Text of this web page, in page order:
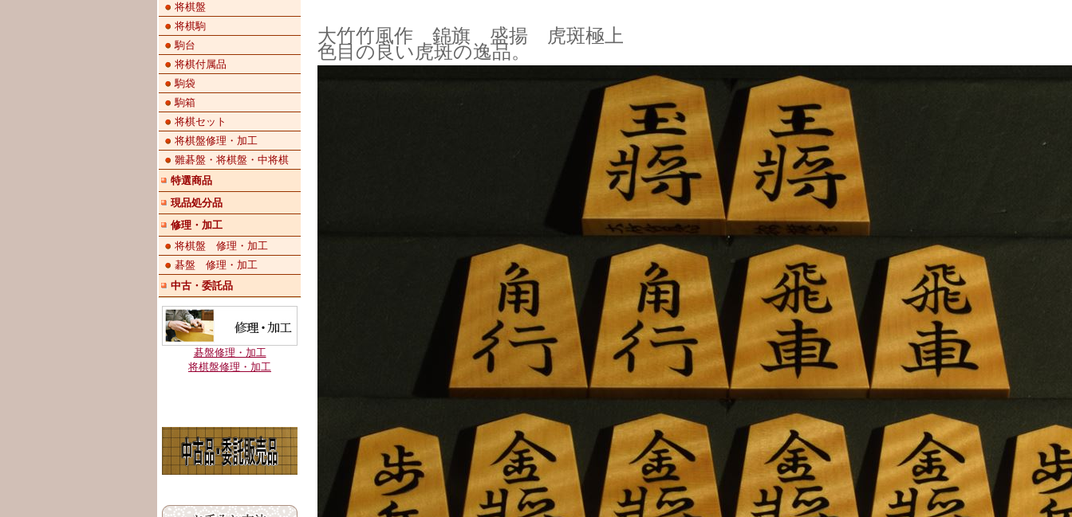
将棋盤
将棋駒
駒台
将棋付属品
駒袋
駒箱
将棋セット
将棋盤修理・加工
雛碁盤・将棋盤・中将棋
特選商品
現品処分品
修理・加工
将棋盤 修理・加工
碁盤 修理・加工
中古・委託品
碁盤修理・加工
将棋盤修理・加工
大竹竹風作 錦旗 盛揚 虎斑極上
色目の良い虎斑の逸品。